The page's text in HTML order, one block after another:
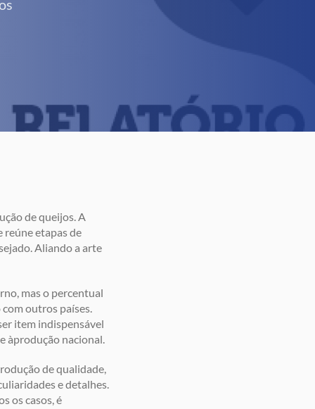
de queijos. A
reúne etapas de
Aliando a arte
mas o percentual
outros países.
item indispensável
àprodução nacional.
de qualidade,
e detalhes.
os casos, é